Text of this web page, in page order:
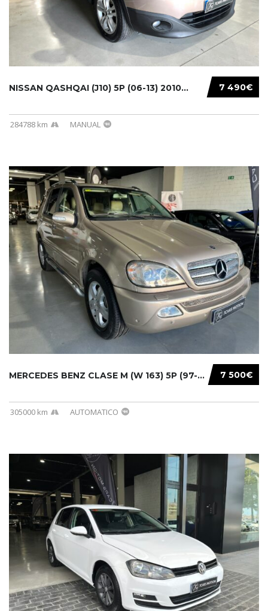
7 490€
NISSAN QASHQAI (J10) 5P (06-13) 2010...
284788 km MANUAL
7 500€
MERCEDES BENZ CLASE M (W 163) 5P (97-05) 200...
305000 km AUTOMATICO